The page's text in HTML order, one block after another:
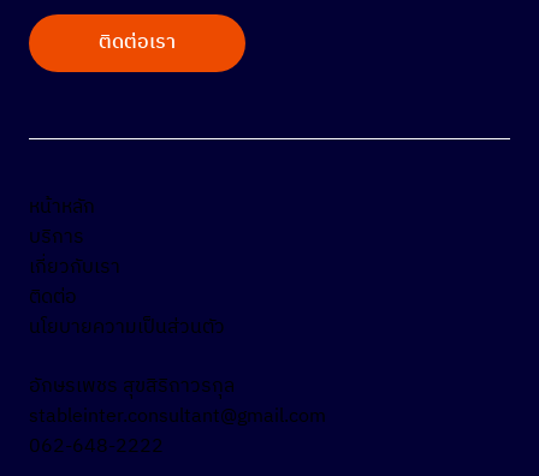
Defect ก่อสร้างโรงงาน 5 หมวดที่ต้องเช็ค
ติดต่อเรา
อักษรเพชร สุขสิริถาวรกุล
stableinter.consultant@gmail.com
062-648-2222
หน้าหลัก
บริการ
เกี่ยวกับเรา
ติดต่อ
นโยบายความเป็นส่วนตัว